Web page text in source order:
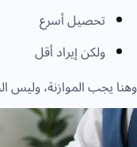
تحصيل أسرع
ولكن إيراد أقل
وهنا يجب الموازنة، وليس